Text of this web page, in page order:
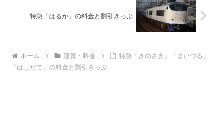
特急「はるか」の料金と割引きっぷ
ホーム 運賃・料金
特急「きのさき」「まいづる」
「はしだて」の料金と割引きっぷ